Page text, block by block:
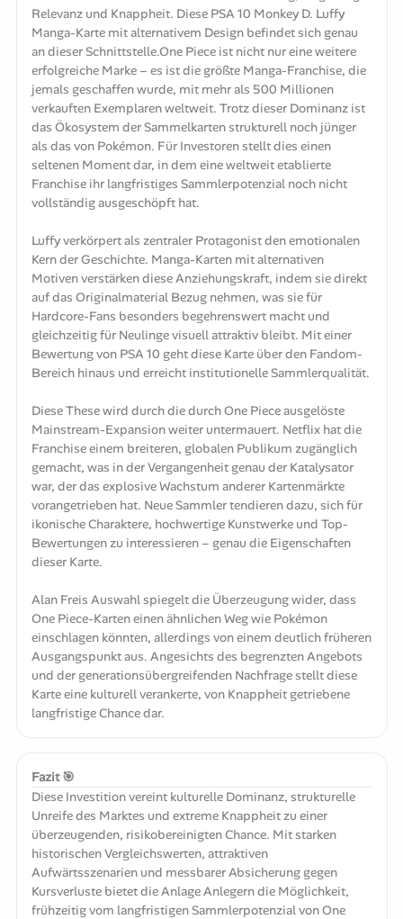
Relevanz und Knappheit. Diese PSA 10 Monkey D. Luffy
Manga-Karte mit alternativem Design befindet sich genau
an dieser Schnittstelle.One Piece ist nicht nur eine weitere
erfolgreiche Marke – es ist die größte Manga-Franchise, die
jemals geschaffen wurde, mit mehr als 500 Millionen
verkauften Exemplaren weltweit. Trotz dieser Dominanz ist
das Ökosystem der Sammelkarten strukturell noch jünger
als das von Pokémon. Für Investoren stellt dies einen
seltenen Moment dar, in dem eine weltweit etablierte
Franchise ihr langfristiges Sammlerpotenzial noch nicht
vollständig ausgeschöpft hat.
Luffy verkörpert als zentraler Protagonist den emotionalen
Kern der Geschichte. Manga-Karten mit alternativen
Motiven verstärken diese Anziehungskraft, indem sie direkt
auf das Originalmaterial Bezug nehmen, was sie für
Hardcore-Fans besonders begehrenswert macht und
gleichzeitig für Neulinge visuell attraktiv bleibt. Mit einer
Bewertung von PSA 10 geht diese Karte über den Fandom-
Bereich hinaus und erreicht institutionelle Sammlerqualität.
Diese These wird durch die durch One Piece ausgelöste
Mainstream-Expansion weiter untermauert. Netflix hat die
Franchise einem breiteren, globalen Publikum zugänglich
gemacht, was in der Vergangenheit genau der Katalysator
war, der das explosive Wachstum anderer Kartenmärkte
vorangetrieben hat. Neue Sammler tendieren dazu, sich für
ikonische Charaktere, hochwertige Kunstwerke und Top-
Bewertungen zu interessieren – genau die Eigenschaften
dieser Karte.
Alan Freis Auswahl spiegelt die Überzeugung wider, dass
One Piece-Karten einen ähnlichen Weg wie Pokémon
einschlagen könnten, allerdings von einem deutlich früheren
Ausgangspunkt aus. Angesichts des begrenzten Angebots
und der generationsübergreifenden Nachfrage stellt diese
Karte eine kulturell verankerte, von Knappheit getriebene
langfristige Chance dar.
Fazit 🎯
Diese Investition vereint kulturelle Dominanz, strukturelle
Unreife des Marktes und extreme Knappheit zu einer
überzeugenden, risikobereinigten Chance. Mit starken
historischen Vergleichswerten, attraktiven
Aufwärtsszenarien und messbarer Absicherung gegen
Kursverluste bietet die Anlage Anlegern die Möglichkeit,
frühzeitig vom langfristigen Sammlerpotenzial von One